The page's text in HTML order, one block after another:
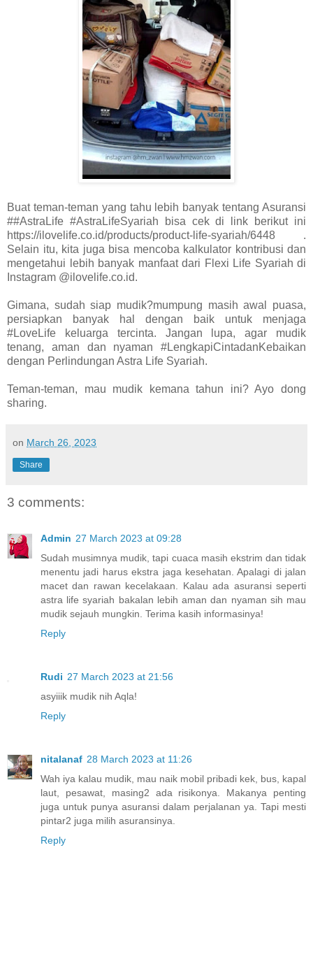
Buat teman-teman yang tahu lebih banyak tentang Asuransi
##AstraLife #AstraLifeSyariah bisa cek di link berikut ini
https://ilovelife.co.id/products/product-life-syariah/6448 .
Selain itu, kita juga bisa mencoba kalkulator kontribusi dan
mengetahui lebih banyak manfaat dari Flexi Life Syariah di
Instagram @ilovelife.co.id.
Gimana, sudah siap mudik?mumpung masih awal puasa,
persiapkan banyak hal dengan baik untuk menjaga
#LoveLife keluarga tercinta. Jangan lupa, agar mudik
tenang, aman dan nyaman #LengkapiCintadanKebaikan
dengan Perlindungan Astra Life Syariah.
Teman-teman, mau mudik kemana tahun ini? Ayo dong
sharing.
on March 26, 2023
Share
3 comments:
Admin 27 March 2023 at 09:28
Sudah musimnya mudik, tapi cuaca masih ekstrim dan tidak
menentu jadi harus ekstra jaga kesehatan. Apalagi di jalan
macet dan rawan kecelakaan. Kalau ada asuransi seperti
astra life syariah bakalan lebih aman dan nyaman sih mau
mudik sejauh mungkin. Terima kasih informasinya!
Reply
Rudi 27 March 2023 at 21:56
asyiiik mudik nih Aqla!
Reply
nitalanaf 28 March 2023 at 11:26
Wah iya kalau mudik, mau naik mobil pribadi kek, bus, kapal
laut, pesawat, masing2 ada risikonya. Makanya penting
juga untuk punya asuransi dalam perjalanan ya. Tapi mesti
pintar2 juga milih asuransinya.
Reply